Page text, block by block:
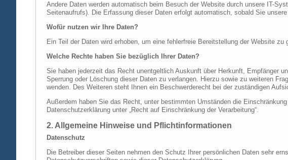
Andere Daten werden automatisch beim Besuch der Website durch unsere IT-
Seitenaufrufs). Die Erfassung dieser Daten erfolgt automatisch, sobald Sie unsere
Wofür nutzen wir Ihre Daten?
Ein Teil der Daten wird erhoben, um eine fehlerfreie Bereitstellung der Website
Welche Rechte haben Sie bezüglich Ihrer Daten?
Sie haben jederzeit das Recht unentgeltlich Auskunft über Herkunft, Empfänger
Sperrung oder Löschung dieser Daten zu verlangen. Hierzu sowie zu weiteren
wenden. Des Weiteren steht Ihnen ein Beschwerderecht bei der zuständigen
Außerdem haben Sie das Recht, unter bestimmten Umständen die
Datenschutzerklärung unter „Recht auf Einschränkung der Verarbeitung“.
2. Allgemeine Hinweise und Pflichtinformationen
Datenschutz
Die Betreiber dieser Seiten nehmen den Schutz Ihrer persönlichen Daten sehr